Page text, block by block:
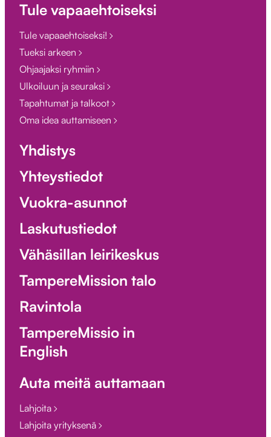
Tule vapaaehtoiseksi
Tule vapaaehtoiseksi!
Tueksi arkeen
Ohjaajaksi ryhmiin
Ulkoiluun ja seuraksi
Tapahtumat ja talkoot
Oma idea auttamiseen
Yhdistys
Yhteystiedot
Vuokra-asunnot
Laskutustiedot
Vähäsillan leirikeskus
TampereMission talo
Ravintola
TampereMissio in
English
Auta meitä auttamaan
Lahjoita
Lahjoita yrityksenä